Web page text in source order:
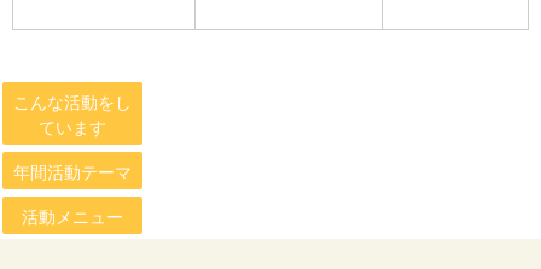
こんな活動をし
ています
年間活動テーマ
活動メニュー